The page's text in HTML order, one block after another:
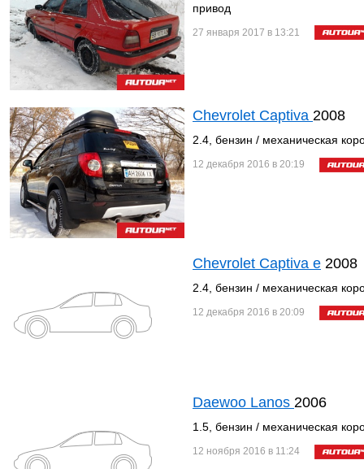
привод
27 января 2017 в 13:21
Chevrolet Captiva 2008
2.4, бензин / механическая
12 декабря 2016 в 20:19
Chevrolet Captiva е 2008
2.4, бензин / механическая
12 декабря 2016 в 20:09
Daewoo Lanos 2006
1.5, бензин / механическая
12 ноября 2016 в 11:24